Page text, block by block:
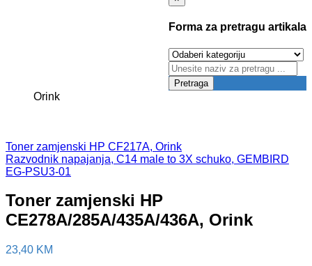
Forma za pretragu artikala
Pretraga
Orink
Toner zamjenski HP CF217A, Orink
Razvodnik napajanja, C14 male to 3X schuko, GEMBIRD
EG-PSU3-01
Toner zamjenski HP
CE278A/285A/435A/436A, Orink
23,40 KM